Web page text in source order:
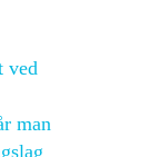
ved
man